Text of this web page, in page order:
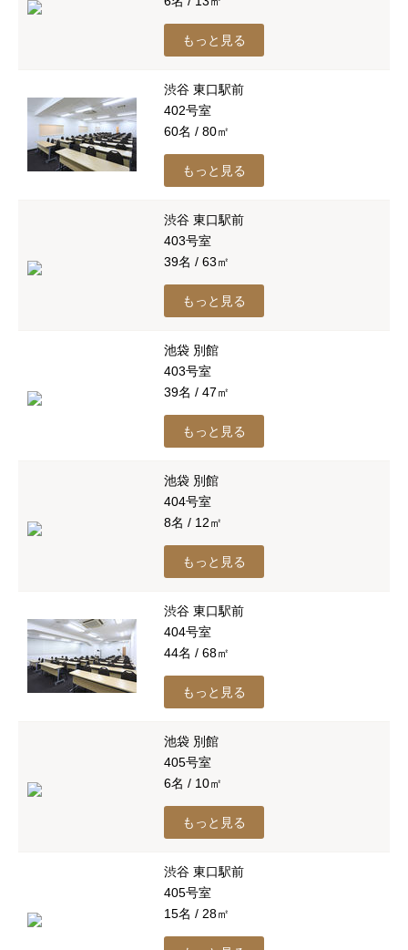
もっと見る
渋谷 東口駅前
402号室
60名 / 80㎡
もっと見る
渋谷 東口駅前
403号室
39名 / 63㎡
もっと見る
池袋 別館
403号室
39名 / 47㎡
もっと見る
池袋 別館
404号室
8名 / 12㎡
もっと見る
渋谷 東口駅前
404号室
44名 / 68㎡
もっと見る
池袋 別館
405号室
6名 / 10㎡
もっと見る
渋谷 東口駅前
405号室
15名 / 28㎡